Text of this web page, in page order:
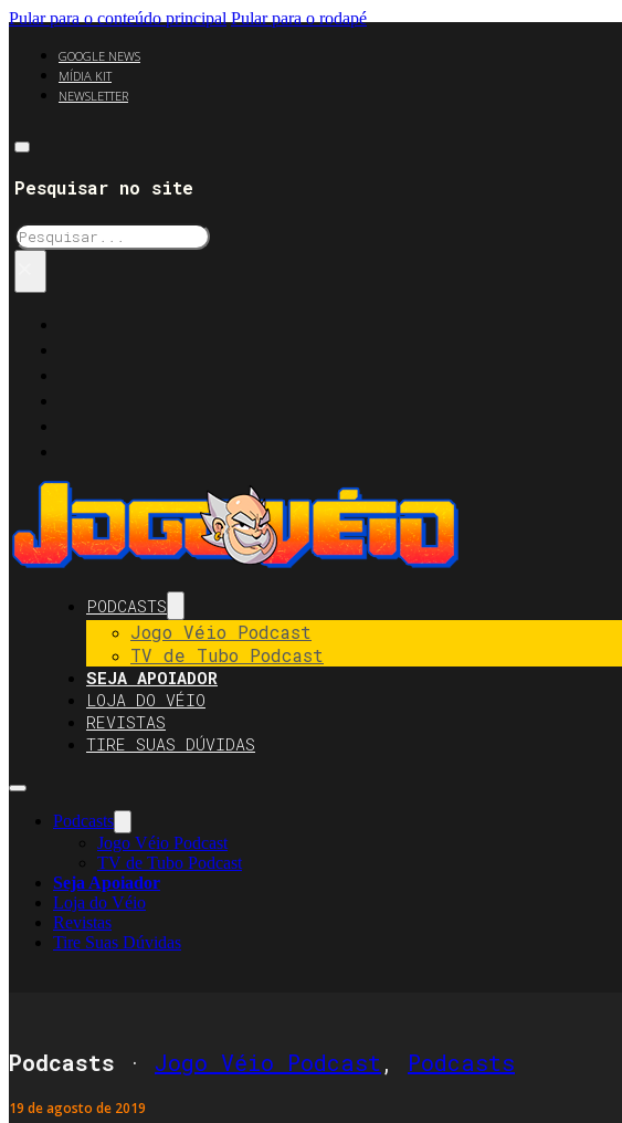
Pular para o conteúdo principal Pular para o rodapé
GOOGLE NEWS
MÍDIA KIT
NEWSLETTER
Pesquisar no site
Pesquisar
PODCASTS
Jogo Véio Podcast
TV de Tubo Podcast
SEJA APOIADOR
LOJA DO VÉIO
REVISTAS
TIRE SUAS DÚVIDAS
Podcasts
Jogo Véio Podcast
TV de Tubo Podcast
Seja Apoiador
Loja do Véio
Revistas
Tire Suas Dúvidas
Podcasts · Jogo Véio Podcast, Podcasts
19 de agosto de 2019